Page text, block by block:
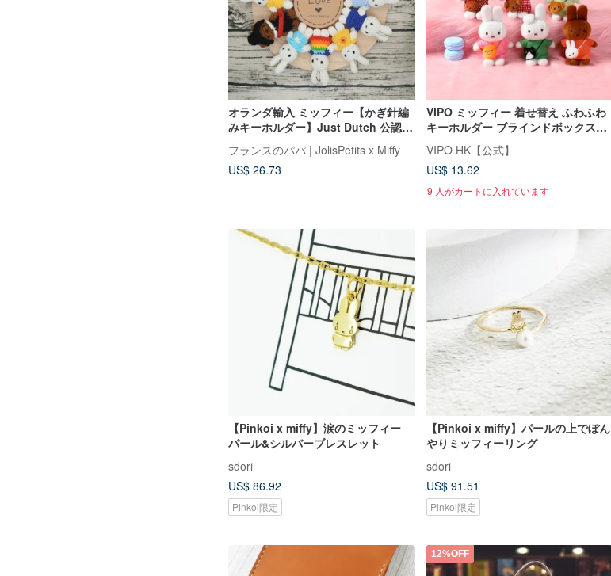
オランダ輸入 ミッフィー【かぎ針編
みキーホルダー】Just Dutch 公認正
フランスのパパ | JolisPetits x Miffy
US$ 26.73
VIPO ミッフィー 着せ替え ふわふわ
キーホルダー ブラインドボックス
(ランダムパッケージ) MIF37560
VIPO HK【公式】
US$ 13.62
9 人がカートに入れています
【Pinkoi x miffy】涙のミッフィー
パール&シルバーブレスレット
sdori
US$ 86.92
Pinkoi限定
【Pinkoi x miffy】パールの上でぼん
やりミッフィーリング
sdori
US$ 91.51
Pinkoi限定
12%OFF